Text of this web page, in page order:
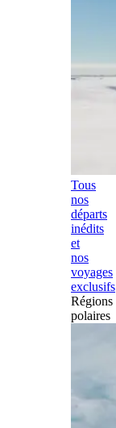
Tous
nos
départs
inédits
et
nos
voyages
exclusifs
Régions
polaires